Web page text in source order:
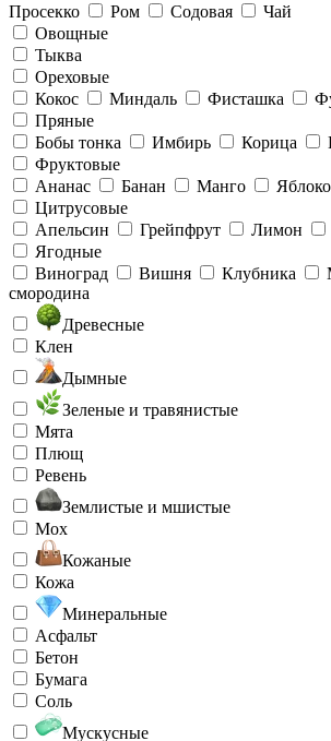
Просекко
Ром Содовая
Чай
Овощные
Тыква
Ореховые
Кокос
Миндаль Фисташка
Пряные
Бобы тонка
Имбирь Корица
Фруктовые
Ананас
Банан Манго
Яблоко
Цитрусовые
Апельсин
Грейпфрут Лимон
Ягодные
Виноград
Вишня Клубника
смородина
Древесные
Клен
Дымные
Зеленые и травянистые
Мята
Плющ
Ревень
Землистые и мшистые
Мох
Кожаные
Кожа
Минеральные
Асфальт
Бетон
Бумага
Соль
Мускусные